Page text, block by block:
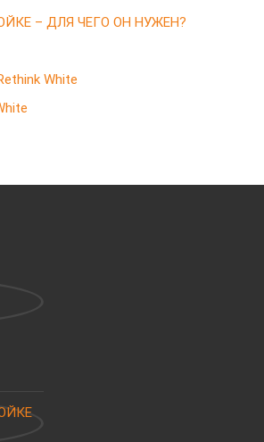
– ДЛЯ ЧЕГО ОН НУЖЕН?
White